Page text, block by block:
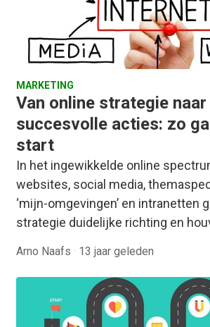
MARKETING
Van online strategie naar
succesvolle acties: zo
start
In het ingewikkelde online
websites, social media,
‘mijn-omgevingen’ en intranetten
strategie duidelijke richting en
Arno Naafs · 13 jaar geleden